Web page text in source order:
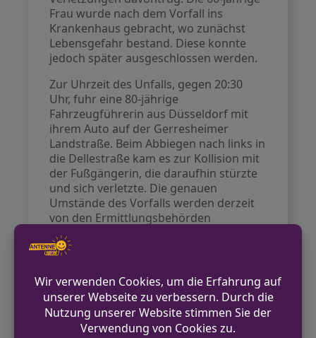
Frau wurde nach dem Vorfall ins
Krankenhaus gebracht, wo zunächst
Lebensgefahr bestand. Diese konnte
jedoch später ausgeschlossen werden.
Zur Uhrzeit des Unfalls, gegen 20:30
Uhr, fuhr eine 80-jährige
Fahrzeugführerin aus Düsseldorf mit
ihrem Auto auf der Gerresheimer
Landstraße. Beim Abbiegen nach links in
die Dellestraße kam es zur Kollision mit
der Fußgängerin, die daraufhin stürzte
und sich verletzte. Die genauen
Umstände des Vorfalls werden derzeit
von den Ermittlungsbehörden
untersucht.
VORHERIGER BEITRAG
Fußgänger in Pempelfort bei Unfall
lebensgefährlich verletzt
NÄCHSTER BEITRAG